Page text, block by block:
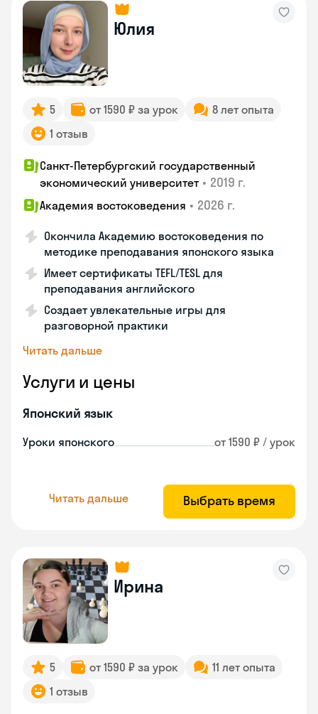
Юлия
5 от 1590 ₽ за урок
8 лет опыта
1 отзыв
Санкт-Петербургский государственный
экономический университет • 2019 г.
Академия востоковедения • 2026 г.
Окончила Академию востоковедения по
методике преподавания японского языка
Имеет сертификаты TEFL/TESL для
преподавания английского
Создает увлекательные игры для
разговорной практики
Читать дальше
Услуги и цены
Японский язык
Уроки японского от 1590 ₽ / урок
Читать дальше Выбрать время
Ирина
5 от 1590 ₽ за урок
11 лет опыта
1 отзыв